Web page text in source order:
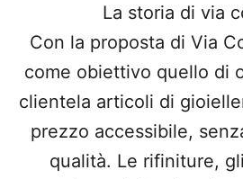
La storia di via
Con la proposta di Via
come obiettivo quello di
clientela articoli di
prezzo accessibile,
qualità. Le rifiniture,